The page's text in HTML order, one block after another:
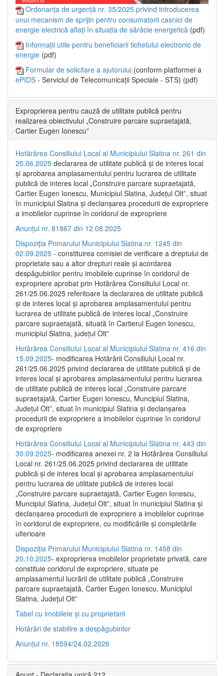
Ordonanța de urgență nr. 35/2025 privind introducerea
unui mecanism de sprijin pentru consumatorii casnici de
energie electrică aflați în situația de sărăcie energetică (pdf)
Informații utile pentru beneficiarii tichetului electronic de
energie (pdf)
Formular de solicitare a ajutorului (conform platformei a
ePIDS - Serviciul de Telecomunicații Speciale - STS) (pdf)
Exproprierea pentru cauză de utilitate publică pentru
realizarea obiectivului „Construire parcare supraetajată,
Cartier Eugen Ionescu”
Hotărârea Consiliului Local al Municipiului Slatina nr. 261 din
25.06.2025 declararea de utilitate publică și de interes local
și aprobarea amplasamentului pentru lucrarea de utilitate
publică de interes local „Construire parcare supraetajată,
Cartier Eugen Ionescu, Municipiul Slatina, Județul Olt”, situat
în municipiul Slatina și declanșarea procedurii de expropriere
a imobilelor cuprinse în coridorul de expropriere
Anunțul nr. 81867 din 12.08.2025
Dispoziția Primarului Municipiului Slatina nr. 1245 din
02.09.2025 - constituirea comisiei de verificare a dreptului de
proprietate sau a altor drepturi reale și acordarea
despăgubirilor pentru imobilele cuprinse în coridorul de
expropriere aprobat prin Hotărârea Consiliului Local nr.
261/25.06.2025 referitoare la declararea de utilitate publică
și de interes local și aprobarea amplasamentului pentru
lucrarea de utilitate publică de interes local „Construire
parcare supraetajată, situată în Cartierul Eugen Ionescu,
municipiul Slatina, județul Olt”
Hotărârea Consiliului Local al Municipiului Slatina nr. 416 din
15.09.2025- modificarea Hotărârii Consiliului Local nr.
261/25.06.2025 privind declararea de utilitate publică și de
interes local și aprobarea amplasamentului pentru lucrarea
de utilitate publică de interes local „Construire parcare
supraetajată, Cartier Eugen Ionescu, Muncipiul Slatina,
Județul Olt”, situat în municipiul Slatina și declanșarea
procedurii de expropriere a imobilelor cuprinse în coridorul
de expropriere
Hotărârea Consiliului Local al Municipiului Slatina nr. 443 din
30.09.2025- modificarea anexei nr. 2 la Hotărârea Consiliului
Local nr. 261/25.06.2025 privind declararea de utilitate
publică şi de interes local şi aprobarea amplasamentului
pentru lucrarea de utilitate publică de interes local
„Construire parcare supraetajată, Cartier Eugen Ionescu,
Muncipiul Slatina, Judeţul Olt”, situat în municipiul Slatina şi
declanşarea procedurii de expropriere a imobilelor cuprinse
în coridorul de expropriere, cu modificările şi completările
ulterioare
Dispoziția Primarului Municipiului Slatina nr. 1458 din
20.10.2025- exproprierea imobilelor proprietate privată, care
constituie coridorul de expropriere, situate pe
amplasamentul lucrării de utilitate publică „Construire
parcare supraetajată, Cartier Eugen Ionescu, Municipiul
Slatina, Județul Olt”
Tabel cu imobilele și cu proprietarii
Hotărâri de stabilire a despăgubirilor
Anunțul nr. 18594/24.02.2026